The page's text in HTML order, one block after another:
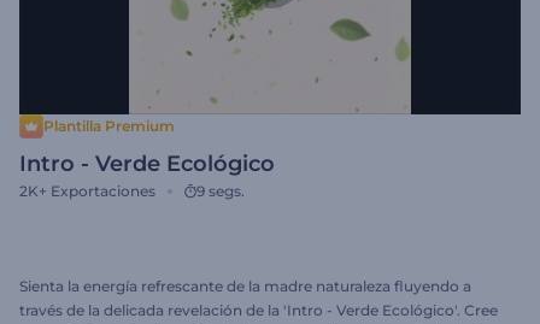
Plantilla Premium
Intro - Verde Ecológico
2K+ Exportaciones 9 segs.
Sienta la energía refrescante de la madre naturaleza fluyendo a
través de la delicada revelación de la 'Intro - Verde Ecológico'. Cree